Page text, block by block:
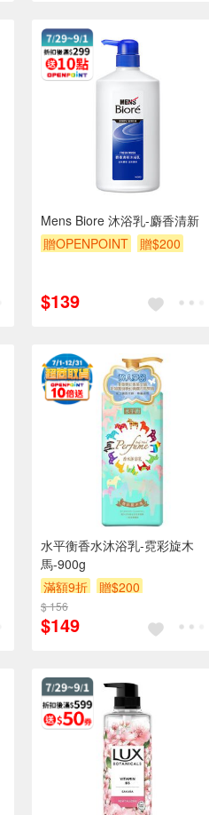
Mens Biore 沐浴乳-麝香清新
贈OPENPOINT
贈$200
$139
水平衡香水沐浴乳-霓彩旋木
馬-900g
滿額9折
贈$200
$ 156
$149